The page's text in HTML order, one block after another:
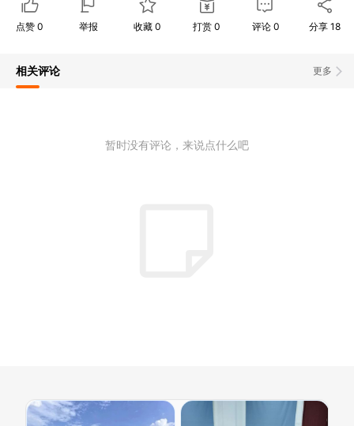
点赞 0 举报 收藏0 打赏 0 评论 0 分享 18
更多
相关评论
暂时没有评论，来说点什么吧